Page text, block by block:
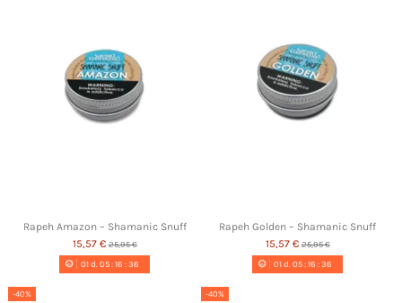
Rapeh Amazon – Shamanic Snuff
15,57 €25,95 €
01d. 05:16 :35
Rapeh Golden – Shamanic Snuff
15,57 € 25,95 €
01d. 05:16 :35
-40% -40%